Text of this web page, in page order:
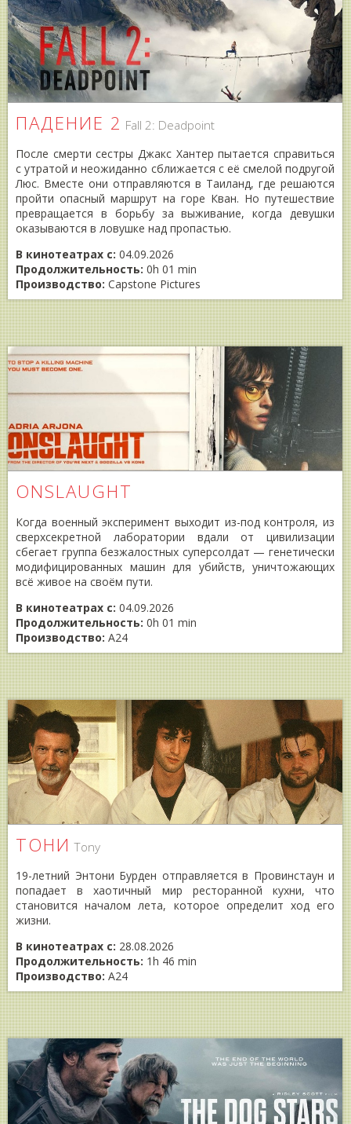
ПАДЕНИЕ 2 Fall 2: Deadpoint
После смерти сестры Джакс Хантер пытается справиться
с утратой и неожиданно сближается с её смелой подругой
Люс. Вместе они отправляются в Таиланд, где решаются
пройти опасный маршрут на горе Кван. Но путешествие
превращается в борьбу за выживание, когда девушки
оказываются в ловушке над пропастью.
В кинотеатрах с: 04.09.2026
Продолжительность: 0h 01 min
Производство: Capstone Pictures
ONSLAUGHT
Когда военный эксперимент выходит из-под контроля, из
сверхсекретной лаборатории вдали от цивилизации
сбегает группа безжалостных суперсолдат — генетически
модифицированных машин для убийств, уничтожающих
всё живое на своём пути.
В кинотеатрах с: 04.09.2026
Продолжительность: 0h 01 min
Производство: A24
ТОНИ Tony
19-летний Энтони Бурден отправляется в Провинстаун и
попадает в хаотичный мир ресторанной кухни, что
становится началом лета, которое определит ход его
жизни.
В кинотеатрах с: 28.08.2026
Продолжительность: 1h 46 min
Производство: A24